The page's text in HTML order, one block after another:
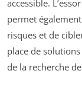
accessible.
permet
risques et de
place de
de la recherche